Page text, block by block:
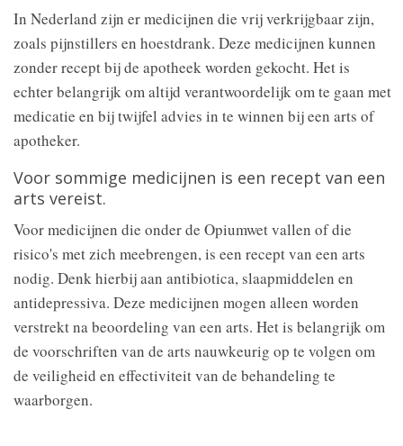
In Nederland zijn er medicijnen die vrij verkrijgbaar zijn,
zoals pijnstillers en hoestdrank. Deze medicijnen kunnen
zonder recept bij de apotheek worden gekocht. Het is
echter belangrijk om altijd verantwoordelijk om te gaan met
medicatie en bij twijfel advies in te winnen bij een arts of
apotheker.
Voor sommige medicijnen is een recept van een
arts vereist.
Voor medicijnen die onder de Opiumwet vallen of die
risico's met zich meebrengen, is een recept van een arts
nodig. Denk hierbij aan antibiotica, slaapmiddelen en
antidepressiva. Deze medicijnen mogen alleen worden
verstrekt na beoordeling van een arts. Het is belangrijk om
de voorschriften van de arts nauwkeurig op te volgen om
de veiligheid en effectiviteit van de behandeling te
waarborgen.